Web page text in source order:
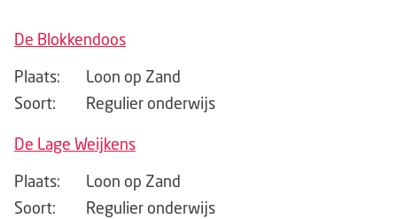
De Blokkendoos
Plaats:
Loon op Zand
Soort:
Regulier onderwijs
De Lage Weijkens
Plaats:
Loon op Zand
Soort:
Regulier onderwijs